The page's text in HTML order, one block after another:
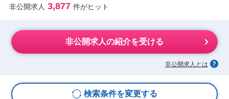
非公開求人 3,877 件がヒット
非公開求人の紹介を受ける
非公開求人とは
検索条件を変更する